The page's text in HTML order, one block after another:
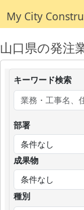
My City
山口県の発注
キーワード検索
部署
成果物
種別